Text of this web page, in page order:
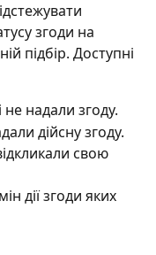
згоди на
підбір. Доступні
надали згоду.
дійсну згоду.
свою
дії згоди яких